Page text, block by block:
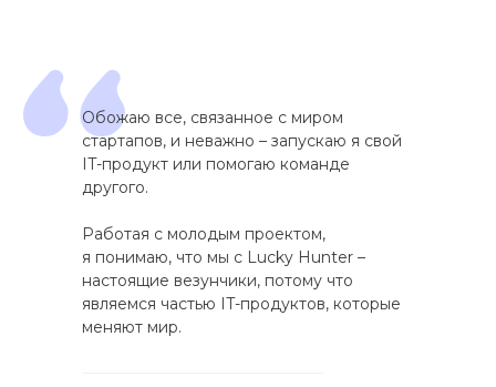
Обожаю все, связанное с миром
стартапов, и неважно – запускаю я свой
IT-продукт или помогаю команде
другого.
Работая с молодым проектом,
я понимаю, что мы с Lucky Hunter –
настоящие везунчики, потому что
являемся частью IT-продуктов, которые
меняют мир.